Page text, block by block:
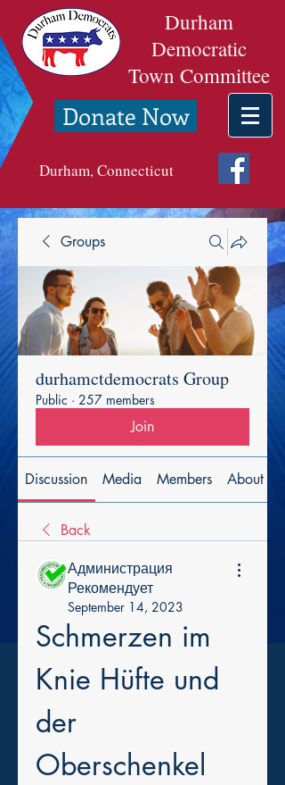
Durham
Democratic
Town Committee
Donate Now
Durham, Connecticut
Groups
durhamctdemocrats Group
Public · 257 members
Join
Discussion Media Members About
Back
Администрация
Рекомендует
September 14, 2023
Schmerzen im
Knie Hüfte und
der
Oberschenkel